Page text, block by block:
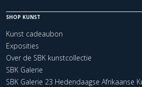
SHOP KUNST
Kunst cadeaubon
Exposities
Over de SBK kunstcollectie
SBK Galerie
SBK Galerie 23 Hedendaagse Afrikaanse